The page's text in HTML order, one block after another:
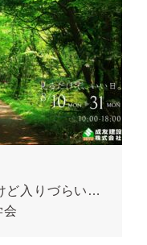
ど入りづらい…
会